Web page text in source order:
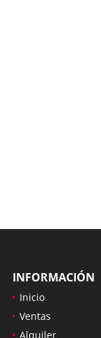
INFORMACIÓN
Inicio
Ventas
Alquiler